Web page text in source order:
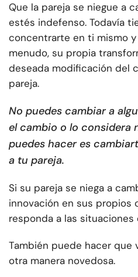
Que la pareja se niegue a
estés indefenso. Todavía
concentrarte en ti mismo
menudo, su propia
deseada modificación del
pareja.
No puedes cambiar a
el cambio o lo considera
puedes hacer es
a tu pareja.
Si su pareja se niega a
innovación en sus propios
responda a las
También puede hacer que
otra manera novedosa.